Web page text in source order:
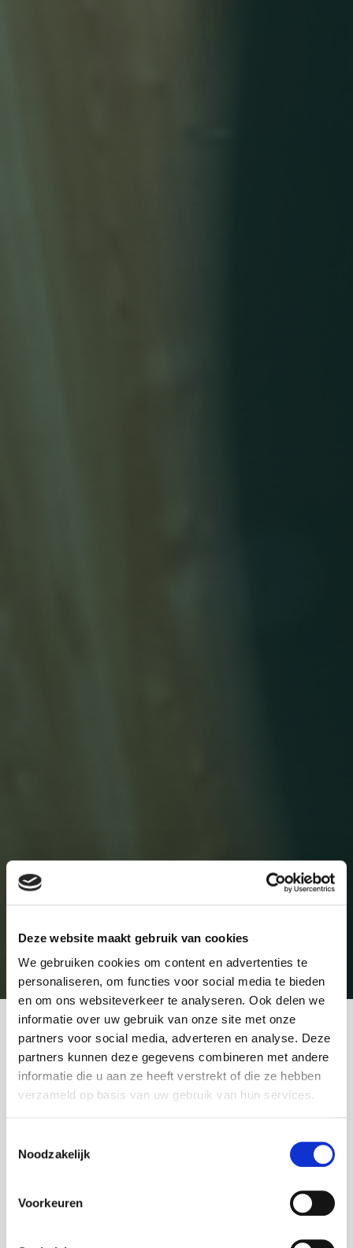
Deze website maakt gebruik van cookies
We gebruiken cookies om content en advertenties te
personaliseren, om functies voor social media te bieden
en om ons websiteverkeer te analyseren. Ook delen we
informatie over uw gebruik van onze site met onze
partners voor social media, adverteren en analyse. Deze
partners kunnen deze gegevens combineren met andere
informatie die u aan ze heeft verstrekt of die ze hebben
verzameld op basis van uw gebruik van hun services.
Noodzakelijk
Voorkeuren
Terug naar overzicht
In de moderne digitale wereld evolueert
technologie voortdurend en verandert de
contact te staan. Ze bieden dan ook nieuwe
interactie, maar ook voor professionele